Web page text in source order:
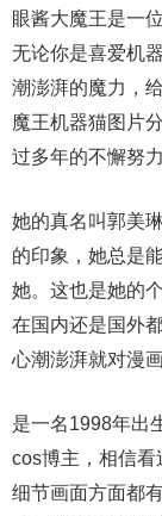
眼酱大魔王是一
无论你是喜爱机
潮澎湃的魔力，
魔王机器猫图片
过多年的不懈努
她的真名叫郭美
的印象，她总是
她。这也是她的
在国内还是国外
心潮澎湃就对漫画
是一名1998年出
cos博主，相信
细节画面方面都